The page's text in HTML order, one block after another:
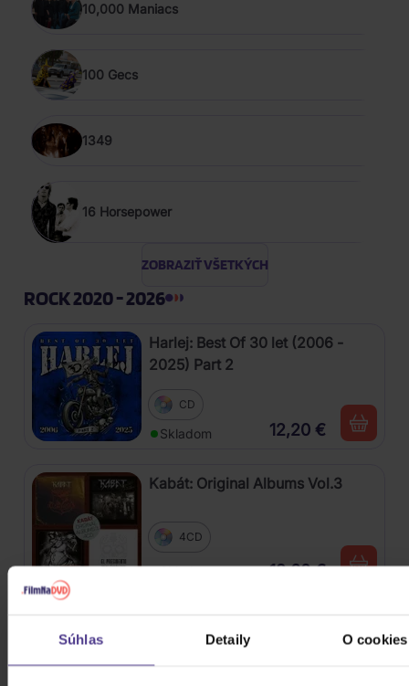
Súhlas Detaily O cookies
10,000 Maniacs
100 Gecs
1349
16 Horsepower
ZOBRAZIŤ VŠETKÝCH
ROCK 2020 - 2026
Harlej: Best Of 30 let (2006 -
2025) Part 2
CD
Skladom 12,20 €
Kabát: Original Albums Vol.3
4CD
Skladom 18,60 €